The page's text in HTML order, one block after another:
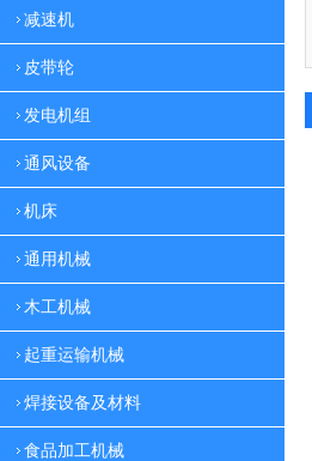
减速机
皮带轮
发电机组
通风设备
机床
通用机械
木工机械
起重运输机械
焊接设备及材料
食品加工机械